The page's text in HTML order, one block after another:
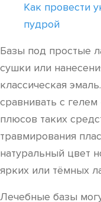
Как провести
пудрой
Базы под простые
сушки или
классическая
сравнивать с
плюсов таких
травмирования
натуральный цвет
ярких или тёмных
Лечебные базы